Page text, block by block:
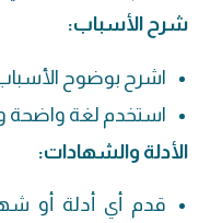
شرح الأسباب:
اشرح بوضوح
استخدم لغة واضحة
الأدلة والشهادات:
قدم أي أدلة أو